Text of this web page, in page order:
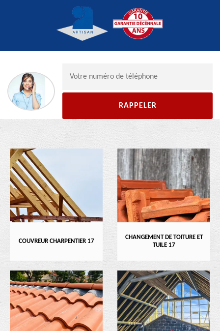
COUVREUR CHARPENTIER 17
CHANGEMENT DE TOITURE ET
TUILE 17